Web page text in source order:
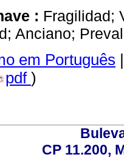
: Fragilidad;
Anciano;
em Português |
pdf )
CP 11.200,